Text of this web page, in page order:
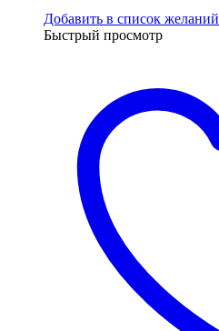
Добавить в список желаний
Быстрый просмотр